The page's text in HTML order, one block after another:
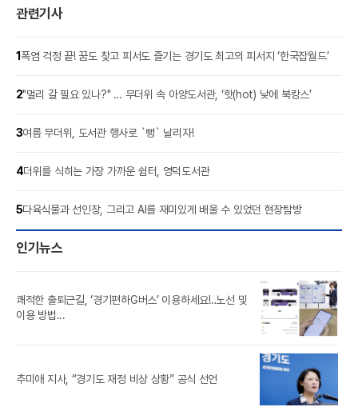
관련기사
1폭염 걱정 끝! 꿈도 찾고 피서도 즐기는 경기도 최고의 피서지 ‘한국잡월드’
2"멀리 갈 필요 있나?" … 무더위 속 아양도서관, ‘핫(hot) 낮에 북캉스’
3여름 무더위, 도서관 행사로 `뻥` 날리자!
4더위를 식히는 가장 가까운 쉼터, 영덕도서관
5다육식물과 선인장, 그리고 AI를 재미있게 배울 수 있었던 현장탐방
인기뉴스
쾌적한 출퇴근길, ‘경기편하G버스’ 이용하세요!‥노선 및
이용 방법...
추미애 지사, “경기도 재정 비상 상황” 공식 선언